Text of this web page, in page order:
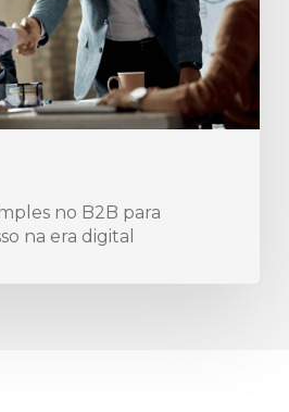
no B2B para
na era digital